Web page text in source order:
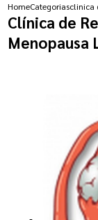
HomeCategoriasclinica
Clínica de
Menopausa